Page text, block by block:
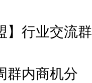
】行业交流群
群内商机分